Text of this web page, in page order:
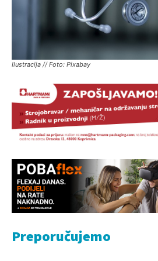
Ilustracija // Foto: Pixabay
Preporučujemo